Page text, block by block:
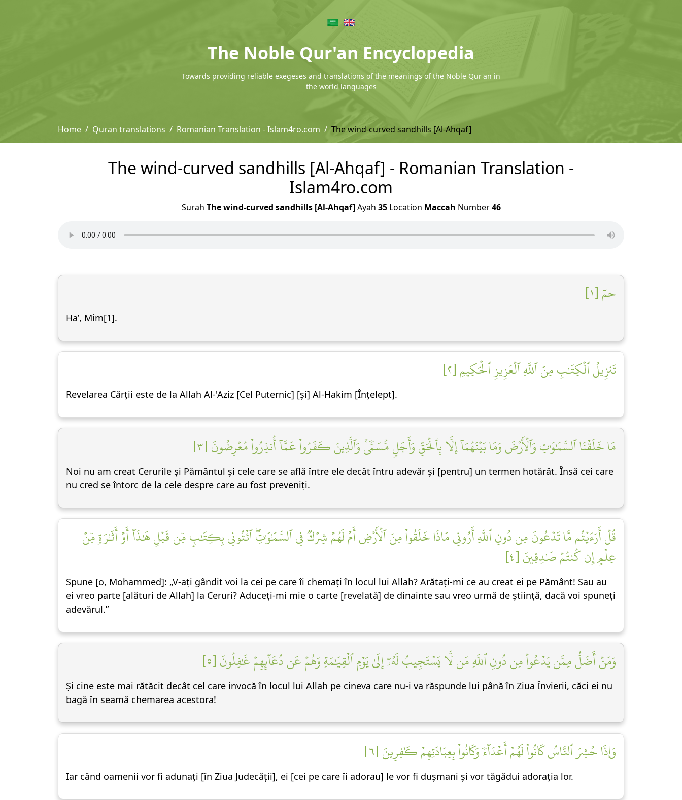
The Noble Qur'an Encyclopedia
Towards providing reliable exegeses and translations of the meanings of the Noble Qur'an in
the world languages
Home Quran translations Romanian Translation - Islam4ro.com The wind-curved sandhills [Al-Ahqaf]
The wind-curved sandhills [Al-Ahqaf] - Romanian Translation -
Islam4ro.com
Surah The wind-curved sandhills [Al-Ahqaf]Ayah 35Location Maccah Number46
حمٓ [١]
Ha’, Mim[1].
تَنزِيلُ ٱلۡكِتَٰبِ مِنَ ٱللَّهِ ٱلۡعَزِيزِ ٱلۡحَكِيمِ [٢]
Revelarea Cărții este de la Allah Al-'Aziz [Cel Puternic] [și] Al-Hakim [Înțelept].
مَا خَلَقۡنَا ٱلسَّمَٰوَٰتِ وَٱلۡأَرۡضَ وَمَا بَيۡنَهُمَآ إِلَّا بِٱلۡحَقِّ وَأَجَلٖ مُّسَمّٗىۚ وَٱلَّذِينَ كَفَرُواْ عَمَّآ أُنذِرُواْ مُعۡرِضُونَ [٣]
Noi nu am creat Cerurile și Pământul și cele care se află între ele decât întru adevăr și [pentru] un termen hotărât. Însă cei care
nu cred se întorc de la cele despre care au fost preveniți.
قُلۡ أَرَءَيۡتُم مَّا تَدۡعُونَ مِن دُونِ ٱللَّهِ أَرُونِي مَاذَا خَلَقُواْ مِنَ ٱلۡأَرۡضِ أَمۡ لَهُمۡ شِرۡكٞ فِي ٱلسَّمَٰوَٰتِۖ ٱئۡتُونِي بِكِتَٰبٖ مِّن قَبۡلِ هَٰذَآ أَوۡ أَثَٰرَةٖ مِّنۡ
عِلۡمٍ إِن كُنتُمۡ صَٰدِقِينَ [٤]
Spune [o, Mohammed]: „V-ați gândit voi la cei pe care îi chemați în locul lui Allah? Arătați-mi ce au creat ei pe Pământ! Sau au
ei vreo parte [alături de Allah] la Ceruri? Aduceți-mi mie o carte [revelată] de dinainte sau vreo urmă de știință, dacă voi spuneți
adevărul.”
وَمَنۡ أَضَلُّ مِمَّن يَدۡعُواْ مِن دُونِ ٱللَّهِ مَن لَّا يَسۡتَجِيبُ لَهُۥٓ إِلَىٰ يَوۡمِ ٱلۡقِيَٰمَةِ وَهُمۡ عَن دُعَآئِهِمۡ غَٰفِلُونَ [٥]
Și cine este mai rătăcit decât cel care invocă în locul lui Allah pe cineva care nu-i va răspunde lui până în Ziua Învierii, căci ei nu
bagă în seamă chemarea acestora!
وَإِذَا حُشِرَ ٱلنَّاسُ كَانُواْ لَهُمۡ أَعۡدَآءٗ وَكَانُواْ بِعِبَادَتِهِمۡ كَٰفِرِينَ [٦]
Iar când oamenii vor fi adunați [în Ziua Judecății], ei [cei pe care îi adorau] le vor fi dușmani și vor tăgădui adorația lor.